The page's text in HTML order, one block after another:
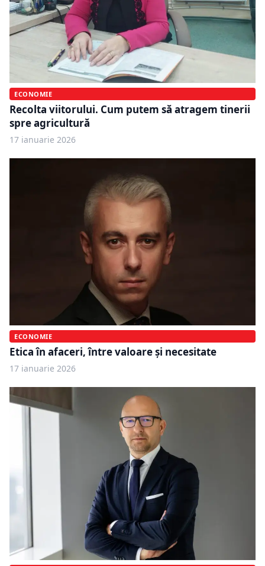
ECONOMIE
Recolta viitorului. Cum putem să atragem tinerii
spre agricultură
17 ianuarie 2026
ECONOMIE
Etica în afaceri, între valoare și necesitate
17 ianuarie 2026